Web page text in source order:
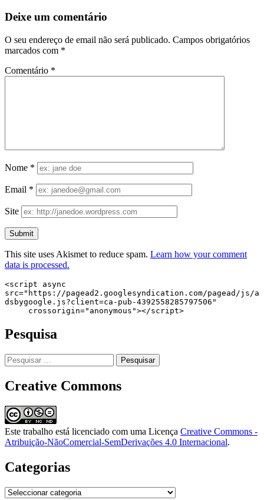
Deixe um comentário
O seu endereço de email não será publicado. Campos obrigatórios
marcados com *
Comentário *
Nome *
Email *
Site
This site uses Akismet to reduce spam. Learn how your comment
data is processed.
<script async
src="https://pagead2.googlesyndication.com/pagead/js/a
dsbygoogle.js?client=ca-pub-4392558285797506"
     crossorigin="anonymous"></script>
Pesquisa
Pesquisar
por:
Creative Commons
Este trabalho está licenciado com uma Licença Creative Commons -
Atribuição-NãoComercial-SemDerivações 4.0 Internacional.
Categorias
Categorias